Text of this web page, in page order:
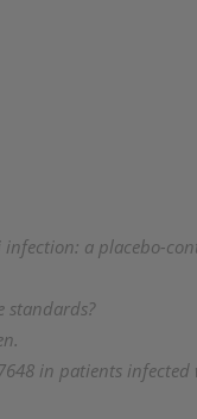
a placebo-
standards?
in patients